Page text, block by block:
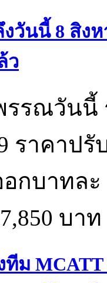
วันนี้ 8 สิง
ว
รรณวันนี้
ราคาป
กบาทละ
บา
ทีม